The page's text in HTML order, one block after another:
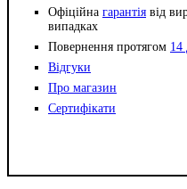
Офіційна гарантія від
випадках
Повернення протягом 14
Відгуки
Про магазин
Сертифікати